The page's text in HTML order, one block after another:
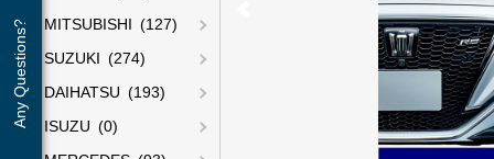
MITSUBISHI (127)
SUZUKI (274)
DAIHATSU (193)
ISUZU (0)
Any Questions?